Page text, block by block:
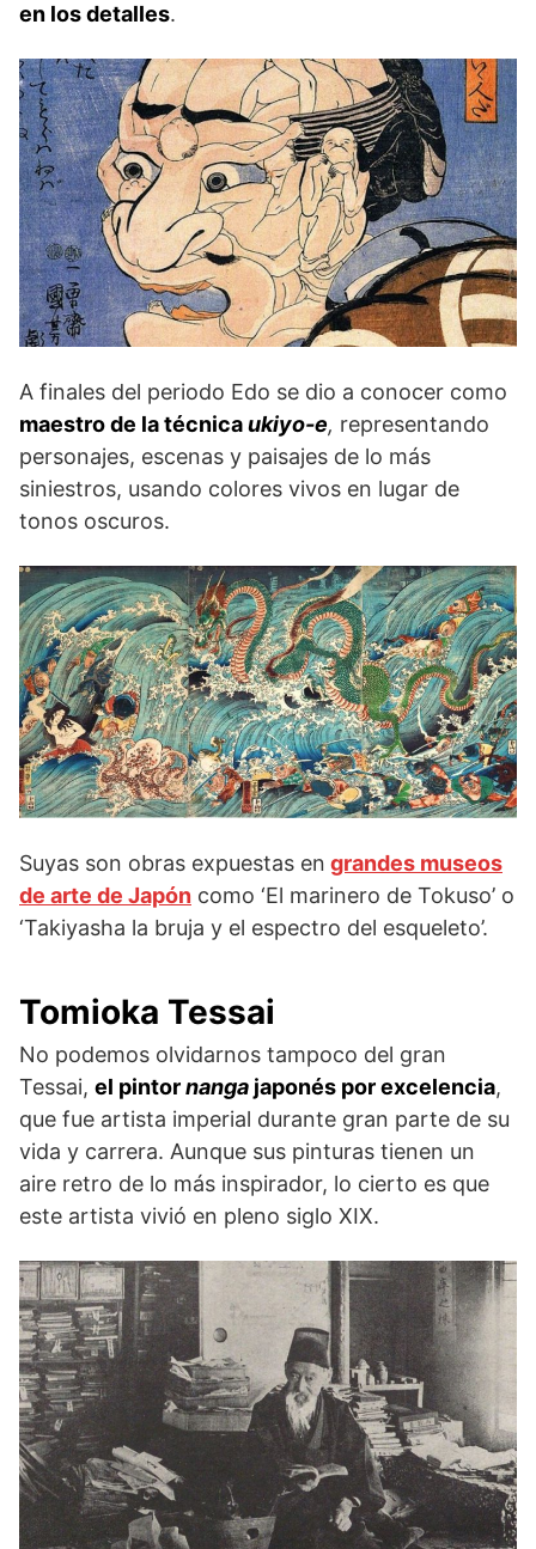
en los detalles.
A finales del periodo Edo se dio a conocer como
maestro de la técnicaukiyo-e, representando
personajes, escenas y paisajes de lo más
siniestros, usando colores vivos en lugar de
tonos oscuros.
Suyas son obras expuestas en grandes museos
de arte de Japón como ‘El marinero de Tokuso’ o
‘Takiyasha la bruja y el espectro del esqueleto’.
Tomioka Tessai
No podemos olvidarnos tampoco del gran
Tessai, el pintornanga japonés por excelencia,
que fue artista imperial durante gran parte de su
vida y carrera. Aunque sus pinturas tienen un
aire retro de lo más inspirador, lo cierto es que
este artista vivió en pleno siglo XIX.